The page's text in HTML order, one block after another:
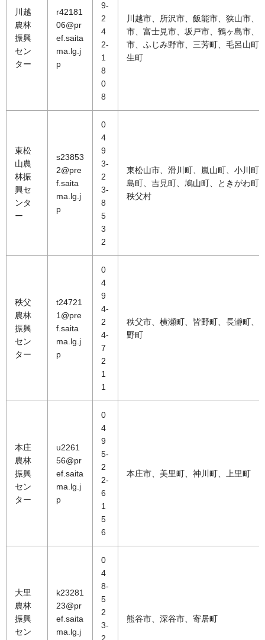
川越
農林
振興
セン
ター
r42181
06@pr
ef.saita
ma.lg.j
p
9-
2
4
2-
1
8
0
8
川越市、所沢市、飯能市、狭山市、
市、富士見市、坂戸市、鶴ヶ島市、
市、ふじみ野市、三芳町、毛呂山町
生町
東松
山農
林振
興セ
ンタ
ー
s23853
2@pre
f.saita
ma.lg.j
p
0
4
9
3-
2
3-
8
5
3
2
東松山市、滑川町、嵐山町、小川町
島町、吉見町、鳩山町、ときがわ町
秩父村
秩父
農林
振興
セン
ター
t24721
1@pre
f.saita
ma.lg.j
p
0
4
9
4-
2
4-
7
2
1
1
秩父市、横瀬町、皆野町、長瀞町、
野町
本庄
農林
振興
セン
ター
u2261
56@pr
ef.saita
ma.lg.j
p
0
4
9
5-
2
2-
6
1
5
6
本庄市、美里町、神川町、上里町
大里
農林
振興
セン
k23281
23@pr
ef.saita
ma.lg.j
0
4
8-
5
2
3-
熊谷市、深谷市、寄居町